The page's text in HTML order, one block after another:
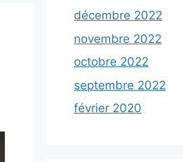
décembre 2022
novembre 2022
octobre 2022
septembre 2022
février 2020